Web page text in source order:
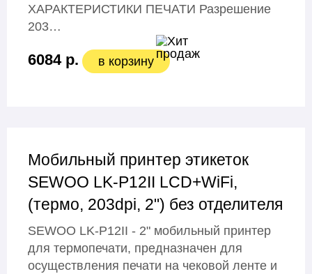
ХАРАКТЕРИСТИКИ ПЕЧАТИ Разрешение
203…
6084 р. в корзину
Мобильный принтер этикеток
SEWOO LK-P12II LCD+WiFi,
(термо, 203dpi, 2") без отделителя
SEWOO LK-P12II - 2" мобильный принтер
для термопечати, предназначен для
осуществления печати на чековой ленте и